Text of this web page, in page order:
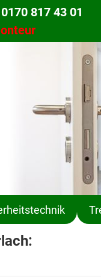
0170 817 43 01